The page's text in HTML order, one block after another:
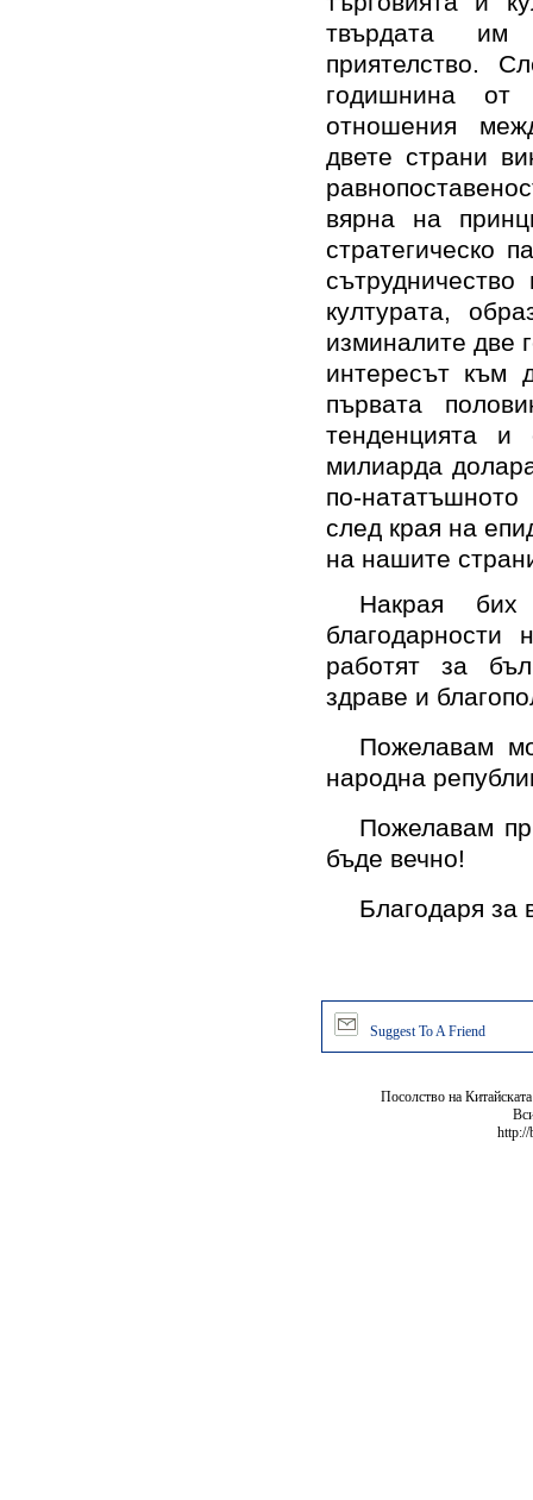
твърдата им
приятелство.
годишнина от
отношения
двете страни
вярна на
стратегическо
културата,
изминалите две
интересът към
първата
тенденцията
милиарда
по-
след края на
на нашите
Накрая
благодарности
работят за
здраве и
Пожелавам
народна
Пожелавам
бъде вечно!
Благодаря
Suggest To A Friend
Посолство на
http://